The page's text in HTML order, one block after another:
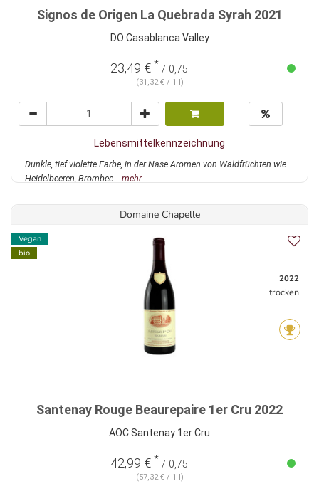
Signos de Origen La Quebrada Syrah 2021
DO Casablanca Valley
23,49 € * / 0,75l
(31,32 € / 1 l)
Lebensmittelkennzeichnung
Dunkle, tief violette Farbe, in der Nase Aromen von Waldfrüchten wie
Heidelbeeren, Brombee... mehr
Domaine Chapelle
Vegan
bio
2022
trocken
Santenay Rouge Beaurepaire 1er Cru 2022
AOC Santenay 1er Cru
42,99 € * / 0,75l
(57,32 € / 1 l)